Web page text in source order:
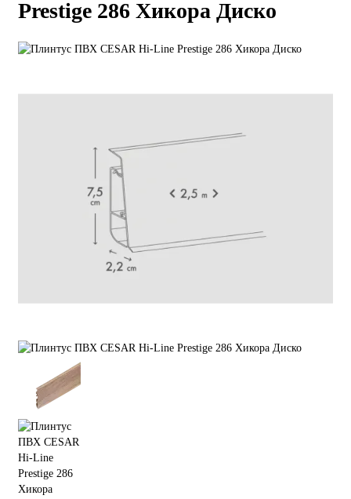
Prestige 286 Хикора Диско